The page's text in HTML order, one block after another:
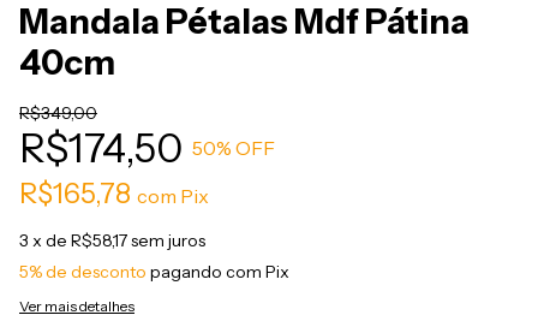
Mandala Pétalas Mdf Pátina
40cm
R$349,00
R$174,50 50% OFF
R$165,78 com Pix
3 x de R$58,17sem juros
5% de desconto pagando com Pix
Ver mais detalhes